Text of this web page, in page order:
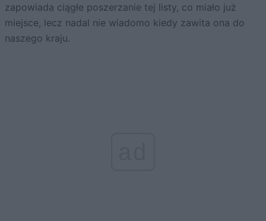
zapowiada ciągłe poszerzanie tej listy, co miało już
miejsce, lecz nadal nie wiadomo kiedy zawita ona do
naszego kraju.